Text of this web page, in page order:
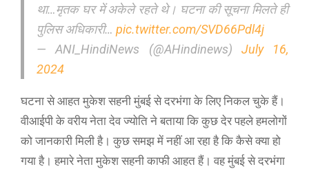
था…मृतक घर में अकेले रहते थे। घटना की सूचना मिलते ही
पुलिस अधिकारी…pic.twitter.com/SVD66Pdl4j
— ANI_HindiNews (@AHindinews) July 16,
2024
घटना से आहत मुकेश सहनी मुंबई से दरभंगा के लिए निकल चुके हैं।
वीआईपी के वरीय नेता देव ज्योति ने बताया कि कुछ देर पहले हमलोगों
को जानकारी मिली है। कुछ समझ में नहीं आ रहा है कि कैसे क्या हो
गया है। हमारे नेता मुकेश सहनी काफी आहत हैं। वह मुंबई से दरभंगा